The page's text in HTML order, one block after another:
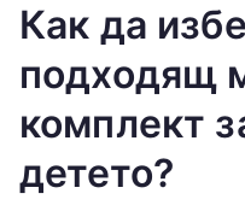
Как да
подходящ
комплект
детето?